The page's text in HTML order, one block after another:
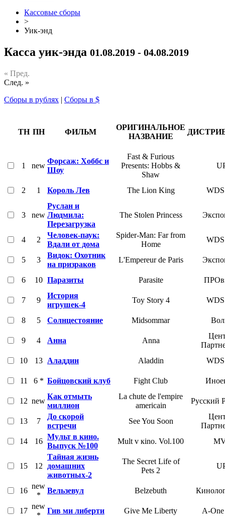
Кассовые сборы
>
Уик-энд
Касса уик-энда 01.08.2019 - 04.08.2019
« Пред.
След. »
Сборы в рублях | Сборы в $
ТН ПН ФИЛЬМ
ОРИГИНАЛЬНОЕ
НАЗВАНИЕ
1 new
Форсаж: Хоббс и
Шоу
Fast & Furious
Presents: Hobbs &
Shaw
2 1 Король Лев The Lion King
3 new
Руслан и
Людмила:
Перезагрузка
The Stolen Princess
4 2
Человек-паук:
Вдали от дома
Spider-Man: Far from
Home
5 3
Видок: Охотник
на призраков
L'Empereur de Paris
6 10 Паразиты Parasite
7 9
История
игрушек-4
Toy Story 4
8 5 Солнцестояние Midsommar
9 4 Анна Anna
10
13 Аладдин Aladdin
11 6 * Бойцовский клуб Fight Club
12 new
Как отмыть
миллион
La chute de l'empire
americain
Русский
13 7
До скорой
встречи
See You Soon
14
16
Мульт в кино.
Выпуск №100
Mult v кino. Vol.100
15 12
Тайная жизнь
домашних
животных-2
The Secret Life of
Pets 2
16
new
*
Вельзевул Belzebuth
17
new
*
Гив ми либерти Give Me Liberty A-